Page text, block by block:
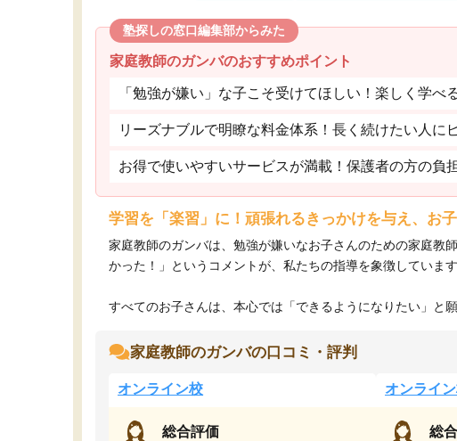
塾探しの窓口編集部からみた
家庭教師のガンバのおすすめポイント
「勉強が嫌い」な子こそ受けてほしい！楽しく学べ
リーズナブルで明瞭な料金体系！長く続けたい人に
お得で使いやすいサービスが満載！保護者の方の負
学習を「楽習」に！頑張れるきっかけを与え、お
家庭教師のガンバは、勉強が嫌いなお子さんのための家庭教
かった！」というコメントが、私たちの指導を象徴しています
すべてのお子さんは、本心では「できるようになりたい」と願
家庭教師のガンバの口コミ・評判
オンライン校
総合評価
オンライ
総